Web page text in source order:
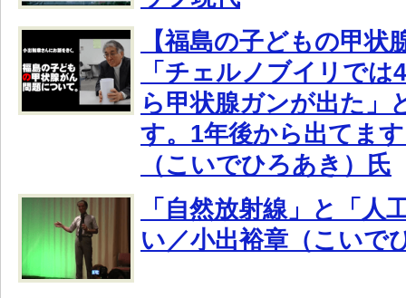
【福島の子どもの甲状
「チェルノブイリで
ら甲状腺ガンが出た」
す。1年後から出てま
（こいでひろあき）氏
「自然放射線」と「人
い／小出裕章（こいで